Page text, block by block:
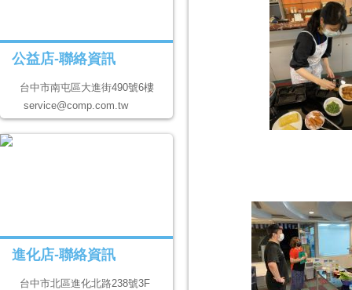
公益店-聯絡資訊
台中市南屯區大進街490號6樓
service@comp.com.tw
進化店-聯絡資訊
台中市北區進化北路238號3F